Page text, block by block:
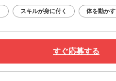
スキルが身に付く 体を動かす
すぐ応募する